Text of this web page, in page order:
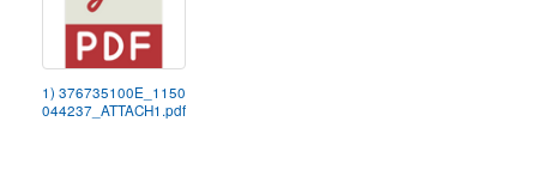
1) 376735100E_1150
044237_ATTACH1.pdf